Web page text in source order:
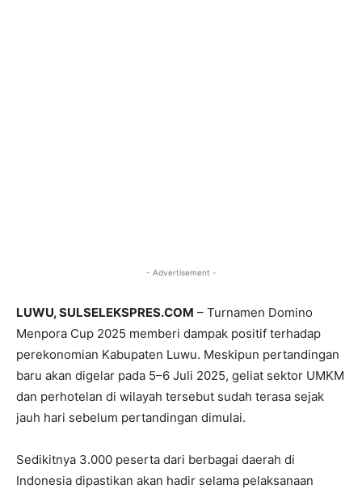
- Advertisement -
LUWU, SULSELEKSPRES.COM – Turnamen Domino
Menpora Cup 2025 memberi dampak positif terhadap
perekonomian Kabupaten Luwu. Meskipun pertandingan
baru akan digelar pada 5–6 Juli 2025, geliat sektor UMKM
dan perhotelan di wilayah tersebut sudah terasa sejak
jauh hari sebelum pertandingan dimulai.
Sedikitnya 3.000 peserta dari berbagai daerah di
Indonesia dipastikan akan hadir selama pelaksanaan